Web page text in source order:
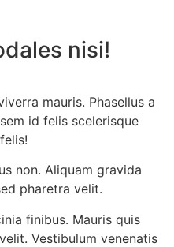
nisi!
mauris. Phasellus a
id felis scelerisque
non. Aliquam gravida
pharetra velit.
finibus. Mauris quis
Vestibulum venenatis